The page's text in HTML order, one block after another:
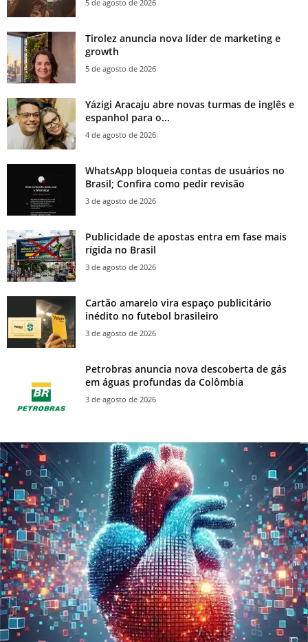
5 de agosto de 2026
Tirolez anuncia nova líder de marketing e
growth
5 de agosto de 2026
Yázigi Aracaju abre novas turmas de inglês e
espanhol para o...
4 de agosto de 2026
WhatsApp bloqueia contas de usuários no
Brasil; Confira como pedir revisão
3 de agosto de 2026
Publicidade de apostas entra em fase mais
rígida no Brasil
3 de agosto de 2026
Cartão amarelo vira espaço publicitário
inédito no futebol brasileiro
3 de agosto de 2026
Petrobras anuncia nova descoberta de gás
em águas profundas da Colômbia
3 de agosto de 2026